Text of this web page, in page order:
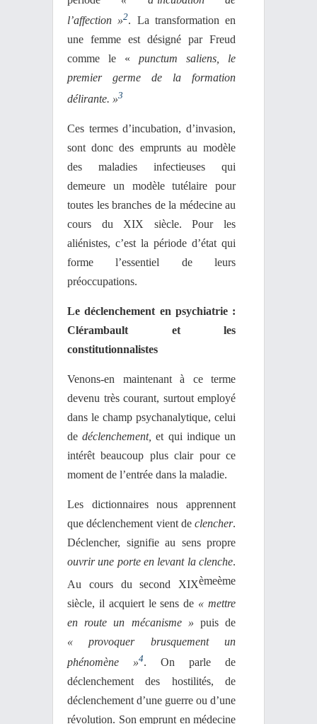
l’affection »2. La transformation en
une femme est désigné par Freud
comme le « punctum saliens, le
premier germe de la formation
délirante. »3
Ces termes d’incubation, d’invasion,
sont donc des emprunts au modèle
des maladies infectieuses qui
demeure un modèle tutélaire pour
toutes les branches de la médecine au
cours du XIX siècle. Pour les
aliénistes, c’est la période d’état qui
forme l’essentiel de leurs
préoccupations.
Le déclenchement en psychiatrie :
Clérambault et les
constitutionnalistes
Venons-en maintenant à ce terme
devenu très courant, surtout employé
dans le champ psychanalytique, celui
dedéclenchement, et qui indique un
intérêt beaucoup plus clair pour ce
moment de l’entrée dans la maladie.
Les dictionnaires nous apprennent
que déclenchement vient de clencher.
Déclencher, signifie au sens propre
ouvrir une porte en levant la clenche.
Au cours du second XIXèmeème
siècle, il acquiert le sens de « mettre
en route un mécanisme » puis de
« provoquer brusquement un
phénomène »4. On parle de
déclenchement des hostilités, de
déclenchement d’une guerre ou d’une
révolution. Son emprunt en médecine